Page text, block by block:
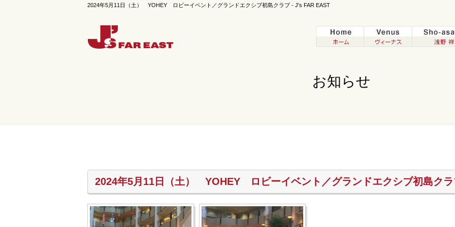
2024年5月11日（土） YOHEY ロビーイベント／グランドエクシブ初島クラブ - J's FAR EAST
お知らせ
2024年5月11日（土） YOHEY ロビーイベント／グランドエクシブ初島ク